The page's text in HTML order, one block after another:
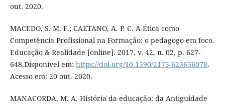
out. 2020.
MACEDO, S. M. F.; CAETANO, A. P. C. A Ética como
Competência Profissional na Formação: o pedagogo em foco.
Educação & Realidade [online]. 2017, v. 42, n. 02, p. 627-
648.Disponível em: https://doi.org/10.1590/2175-623656078.
Acesso em: 20 out. 2020.
MANACORDA, M. A. História da educação: da Antiguidade